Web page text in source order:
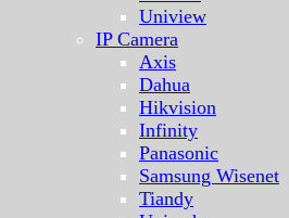
Uniview
IP Camera
Axis
Dahua
Hikvision
Infinity
Panasonic
Samsung Wisenet
Tiandy